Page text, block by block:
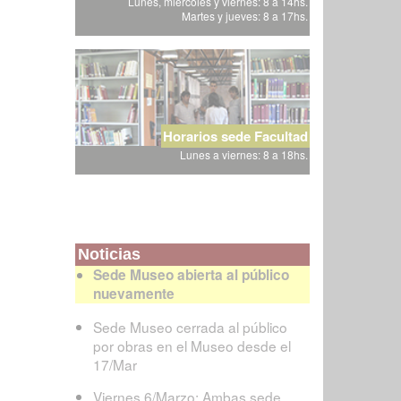
Martes y jueves: 8 a 17hs.
Horarios sede Facultad
Lunes a viernes: 8 a 18hs.
Noticias
Sede Museo abierta al público
nuevamente
Sede Museo cerrada al público
por obras en el Museo desde el
17/Mar
Viernes 6/Marzo: Ambas sede